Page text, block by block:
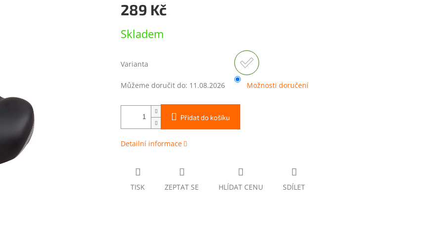
289 Kč
cena:
Skladem
Varianta
Můžeme doručit do: 11.08.2026 Možnosti doručení
Přidat do košíku
Detailní informace
TISK ZEPTAT SE HLÍDAT CENU SDÍLET